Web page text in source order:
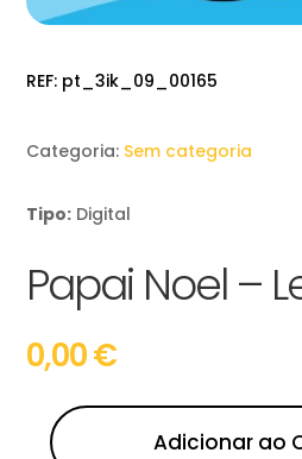
REF: pt_3ik_09_00165
Categoria: Sem categoria
Tipo: Digital
Papai Noel –
0,00€
Adicionar ao